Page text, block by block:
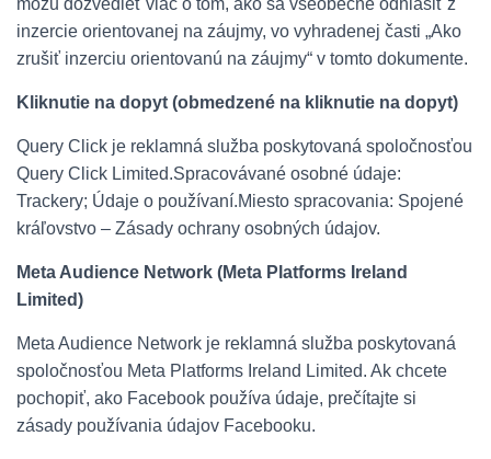
môžu dozvedieť viac o tom, ako sa všeobecne odhlásiť z
inzercie orientovanej na záujmy, vo vyhradenej časti „Ako
zrušiť inzerciu orientovanú na záujmy“ v tomto dokumente.
Kliknutie na dopyt (obmedzené na kliknutie na dopyt)
Query Click je reklamná služba poskytovaná spoločnosťou
Query Click Limited.Spracovávané osobné údaje:
Trackery; Údaje o používaní.Miesto spracovania: Spojené
kráľovstvo – Zásady ochrany osobných údajov.
Meta Audience Network (Meta Platforms Ireland
Limited)
Meta Audience Network je reklamná služba poskytovaná
spoločnosťou Meta Platforms Ireland Limited. Ak chcete
pochopiť, ako Facebook používa údaje, prečítajte si
zásady používania údajov Facebooku.